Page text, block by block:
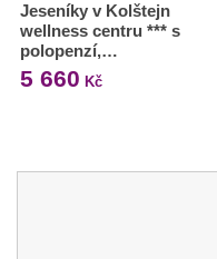
Jeseníky v Kolštejn
wellness centru *** s
polopenzí,…
5 660 Kč